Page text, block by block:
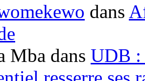
dans
Mba dans UDB :